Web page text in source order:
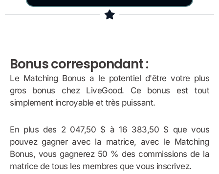
Bonus correspondant :
Le Matching Bonus a le potentiel d'être votre plus
gros bonus chez LiveGood. Ce bonus est tout
simplement incroyable et très puissant.
En plus des 2 047,50 $ à 16 383,50 $ que vous
pouvez gagner avec la matrice, avec le Matching
Bonus, vous gagnerez 50 % des commissions de la
matrice de tous les membres que vous inscrivez.